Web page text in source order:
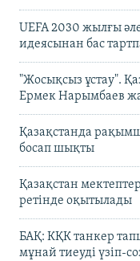
UEFA 2030 жылғы
идеясынан бас
"Жосықсыз ұстау".
Ермек Нарымбаев
Қазақстанда
босап шықты
Қазақстан
ретінде оқытылады
БАҚ: КҚК танкер
мұнай тиеуді үзіп-